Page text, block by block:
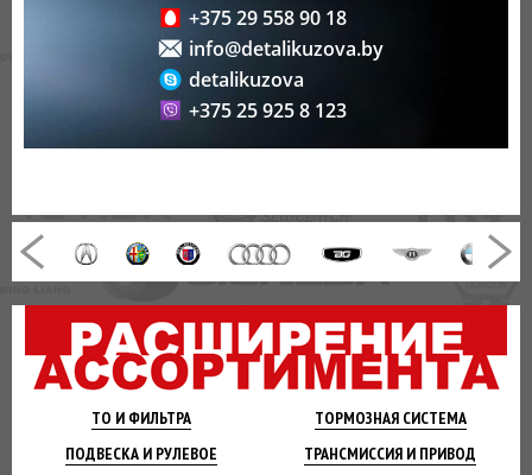
ТО И ФИЛЬТРА ТОРМОЗНАЯСИСТЕМА
ПОДВЕСКА И РУЛЕВОЕ ТРАНСМИССИЯ И ПРИВОД
+375 29 558 90 18
info@detalikuzova.by
detalikuzova
+375 25 925 8 123